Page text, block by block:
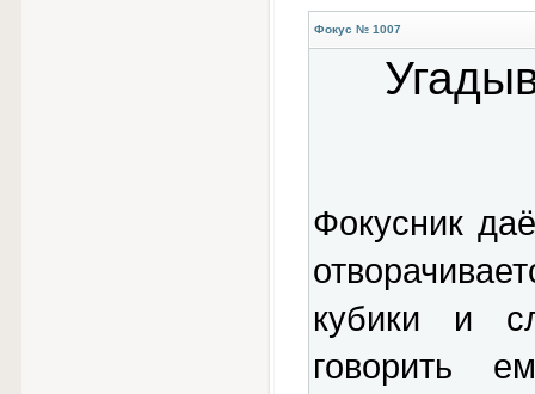
Фокус № 1007
Фокусник
кубики и
говорить